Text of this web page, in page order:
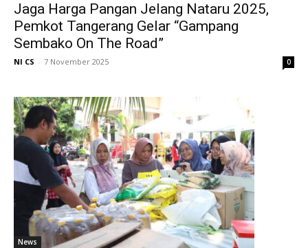
Jaga Harga Pangan Jelang Nataru 2025,
Pemkot Tangerang Gelar “Gampang
Sembako On The Road”
NI CS - 7 November 2025 0
News